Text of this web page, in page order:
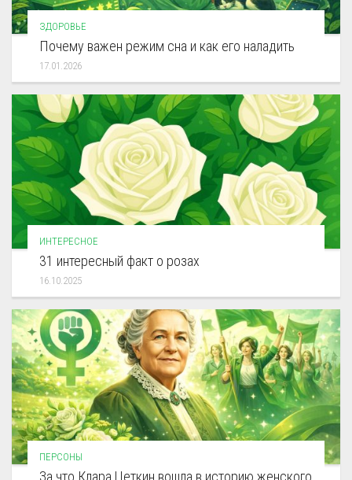
ЗДОРОВЬЕ
Почему важен режим сна и как его наладить
17.01.2026
ИНТЕРЕСНОЕ
31 интересный факт о розах
16.10.2025
ПЕРСОНЫ